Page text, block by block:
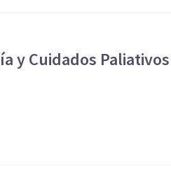
y Cuidados Paliativos